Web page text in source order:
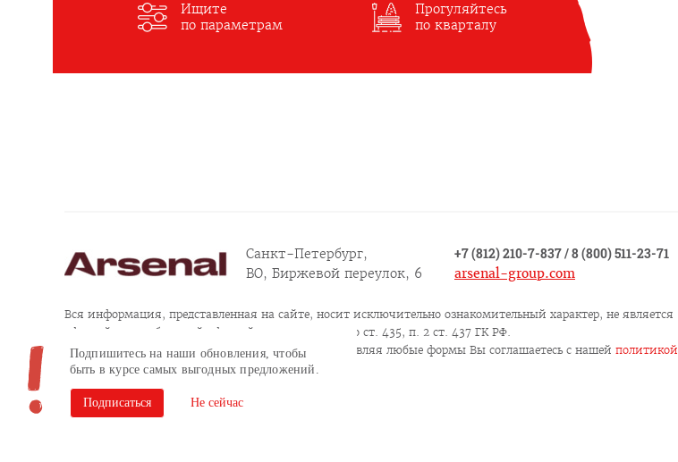
Подпишитесь на наши обновления, чтобы
быть в курсе самых выгодных предложений.
Подписаться Не сейчас
Ищите
по параметрам
Прогуляйтесь
по кварталу
Санкт-Петербург,
ВО, Биржевой переулок, 6
+7 (812) 210-7-837/8 (800) 511-23-71
arsenal-group.com
Вся информация, представленная на сайте, носит исключительно ознакомительный характер, не является
офертой или публичной офертой в соответствии со ст. 435, п. 2 ст. 437 ГК РФ.
Продолжая пользоваться сайтом, заполняя и отправляя любые формы Вы соглашаетесь c нашей политикой
конфиденциальности
Согласие на обработку персональных данных
Сайт разработан в Brandson